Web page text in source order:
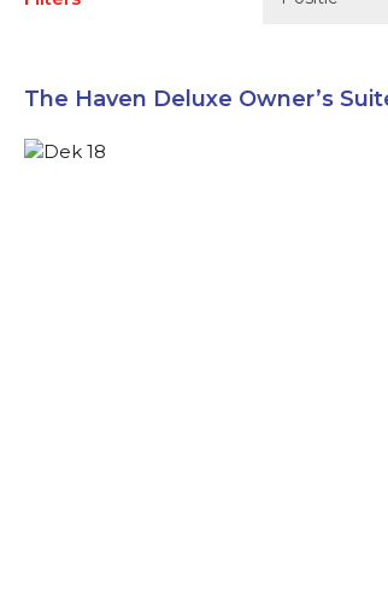
The Haven Deluxe Owner’s